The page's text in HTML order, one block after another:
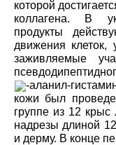
которой
коллагена. В
продукты
движения клеток,
заживляемые
-аланил-
кожи был
группе из 12
надрезы длиной
и дерму. В конце